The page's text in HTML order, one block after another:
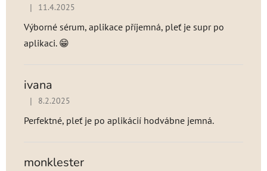
Hodnotenie produktu je 5 z 5 hviezdičiek.
| 11.4.2025
Výborné sérum, aplikace příjemná, pleť je supr po
aplikaci. 😁
ivana
Hodnotenie produktu je 5 z 5 hviezdičiek.
| 8.2.2025
Perfektné, pleť je po aplikácií hodvábne jemná.
monklester